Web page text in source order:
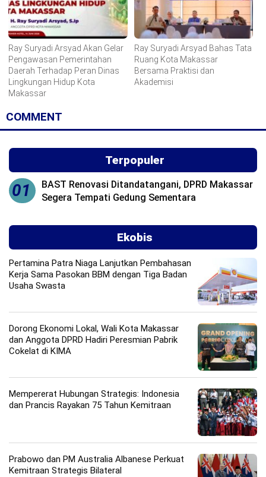
Ray Suryadi Arsyad Akan Gelar
Pengawasan Pemerintahan
Daerah Terhadap Peran Dinas
Lingkungan Hidup Kota
Makassar
Ray Suryadi Arsyad Bahas Tata
Ruang Kota Makassar
Bersama Praktisi dan
Akademisi
COMMENT
Terpopuler
01
BAST Renovasi Ditandatangani, DPRD Makassar
Segera Tempati Gedung Sementara
Ekobis
Pertamina Patra Niaga Lanjutkan Pembahasan
Kerja Sama Pasokan BBM dengan Tiga Badan
Usaha Swasta
Dorong Ekonomi Lokal, Wali Kota Makassar
dan Anggota DPRD Hadiri Peresmian Pabrik
Cokelat di KIMA
Mempererat Hubungan Strategis: Indonesia
dan Prancis Rayakan 75 Tahun Kemitraan
Prabowo dan PM Australia Albanese Perkuat
Kemitraan Strategis Bilateral